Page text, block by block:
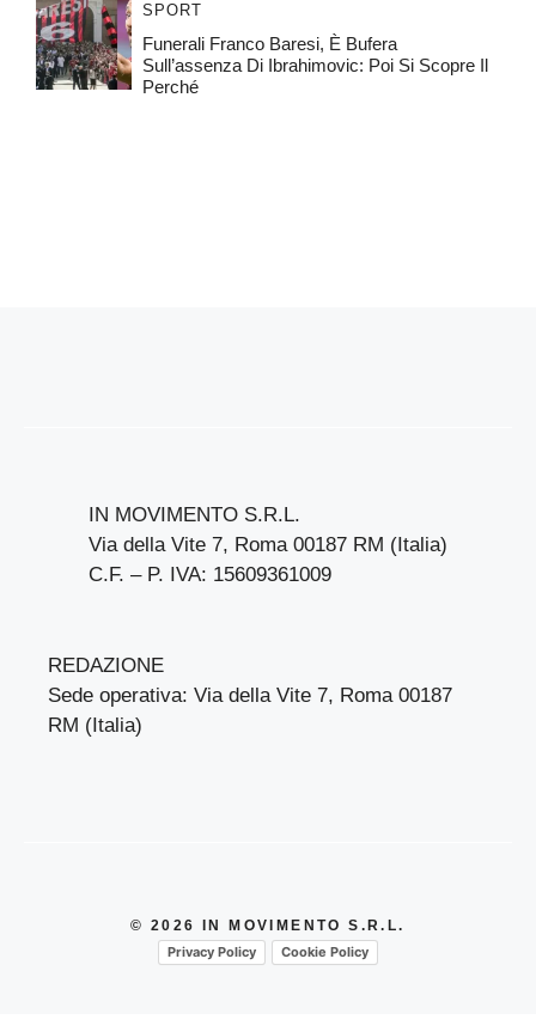
SPORT
Funerali Franco Baresi, È Bufera
Sull’assenza Di Ibrahimovic: Poi Si Scopre Il
Perché
IN MOVIMENTO S.R.L.
Via della Vite 7, Roma 00187 RM (Italia)
C.F. – P. IVA: 15609361009
REDAZIONE
Sede operativa: Via della Vite 7, Roma 00187
RM (Italia)
© 2026 IN MOVIMENTO S.R.L.
Privacy Policy
Cookie Policy